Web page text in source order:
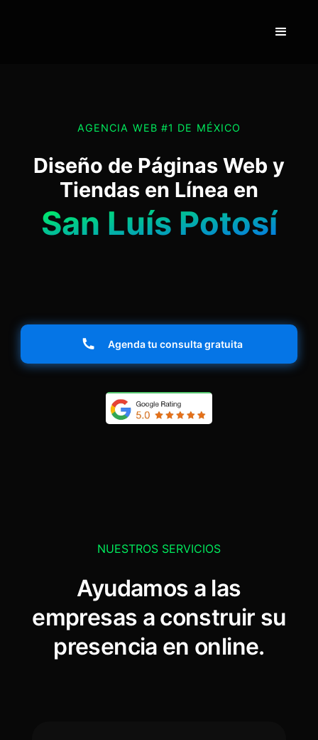
AGENCIA WEB #1 DE MÉXICO
Diseño de Páginas Web y
Tiendas en Línea en
San Luís Potosí
Agenda tu consulta gratuita
NUESTROS SERVICIOS
Ayudamos a las
empresas a construir su
presencia en online.